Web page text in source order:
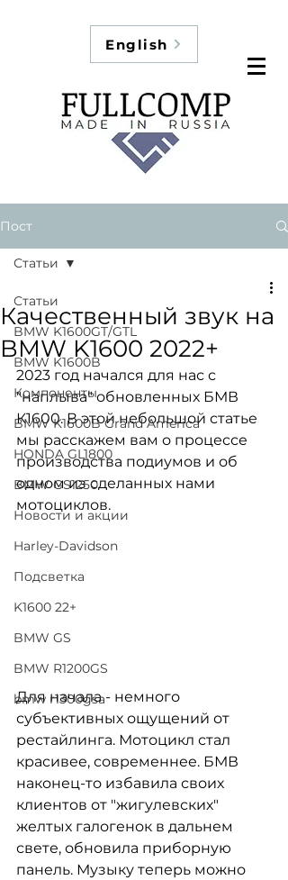
English
Пост
Статьи
BMW K1600GT/GTL
BMW K1600B
Компоненты
BMW K1600B Grand America
HONDA GL1800
BMW GS1250
Новости и акции
Harley-Davidson
Подсветка
K1600 22+
BMW GS
BMW R1200GS
bmw r1300gsa
Статьи
Качественный звук на
BMW K1600 2022+
2023 год начался для нас с
"наплыва" обновленных БМВ
К1600. В этой небольшой статье
мы расскажем вам о процессе
производства подиумов и об
одном из сделанных нами
мотоциклов.
Для начала - немного
субъективных ощущений от
рестайлинга. Мотоцикл стал
красивее, современнее. БМВ
наконец-то избавила своих
клиентов от "жигулевских"
желтых галогенок в дальнем
свете, обновила приборную
панель. Музыку теперь можно